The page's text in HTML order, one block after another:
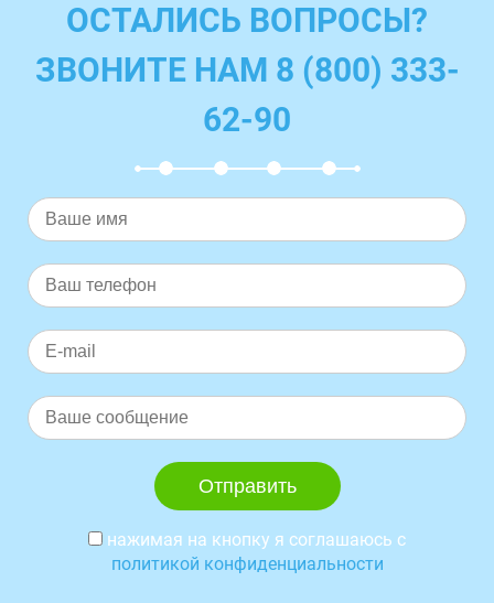
ОСТАЛИСЬ ВОПРОСЫ?
ЗВОНИТЕ НАМ 8 (800) 333-
62-90
нажимая на кнопку я соглашаюсь с
политикой конфиденциальности